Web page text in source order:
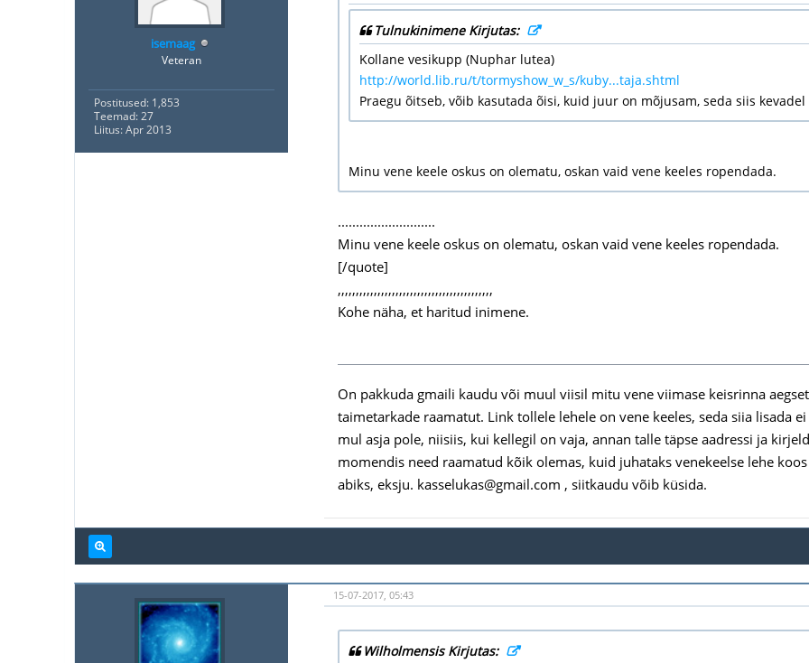
isemaag
Veteran
Postitused: 1,853
Teemad: 27
Liitus: Apr 2013
Tulnukinimene Kirjutas:
Kollane vesikupp (Nuphar lutea)
http://world.lib.ru/t/tormyshow_w_s/kuby...taja.shtml
Praegu õitseb, võib kasutada õisi, kuid juur on mõjusam, seda siis
Minu vene keele oskus on olematu, oskan vaid vene keeles ropendada.
...........................
Minu vene keele oskus on olematu, oskan vaid vene keeles ropendada.
[/quote]
,,,,,,,,,,,,,,,,,,,,,,,,,,,,,,,,,,,,,,,,,,,
Kohe näha, et haritud inimene.
On pakkuda gmaili kaudu või muul viisil mitu vene viimase keisrinna
taimetarkade raamatut. Link tollele lehele on vene keeles, seda siia lisada
mul asja pole, niisiis, kui kellegil on vaja, annan talle täpse aadressi ja
momendis need raamatud kõik olemas, kuid juhataks venekeelse lehe
abiks, eksju. kasselukas@gmail.com , siitkaudu võib küsida.
15-07-2017, 05:43
Wilholmensis Kirjutas: